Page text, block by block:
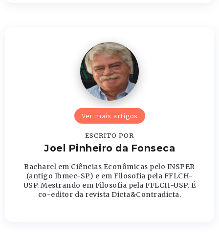
Ver mais artigos
ESCRITO POR
Joel Pinheiro da Fonseca
Bacharel em Ciências Econômicas pelo INSPER
(antigo Ibmec-SP) e em Filosofia pela FFLCH-
USP. Mestrando em Filosofia pela FFLCH-USP. É
co-editor da revista Dicta&Contradicta.